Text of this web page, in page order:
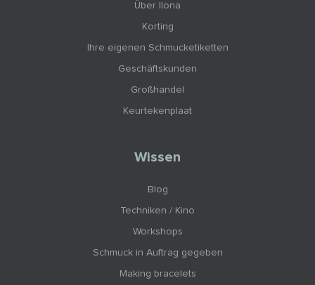
Über Ilona
Korting
Ihre eigenen Schmucketiketten
Geschäftskunden
Großhandel
Keurtekenplaat
Wissen
Blog
Techniken / Kino
Workshops
Schmuck in Auftrag gegeben
Making bracelets